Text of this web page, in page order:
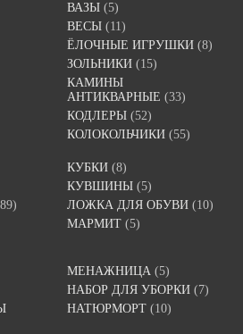
ВАЗЫ (5)
ВЕСЫ (11)
ЁЛОЧНЫЕ ИГРУШКИ (8)
ЗОЛЬНИКИ (15)
КАМИНЫ
АНТИКВАРНЫЕ (33)
КОДЛЕРЫ (52)
КОЛОКОЛЬЧИКИ (55)
КУБКИ (8)
КУВШИНЫ (5)
ЛОЖКА ДЛЯ ОБУВИ (10)
МАРМИТ (5)
МЕНАЖНИЦА (5)
НАБОР ДЛЯ УБОРКИ (7)
НАТЮРМОРТ (10)